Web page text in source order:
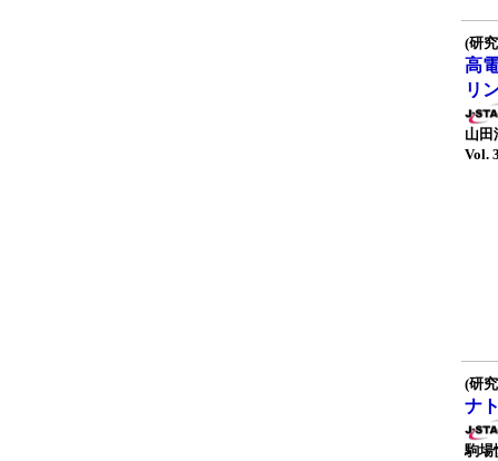
(研
高
リ
山田
Vol.
(研
ナ
駒場